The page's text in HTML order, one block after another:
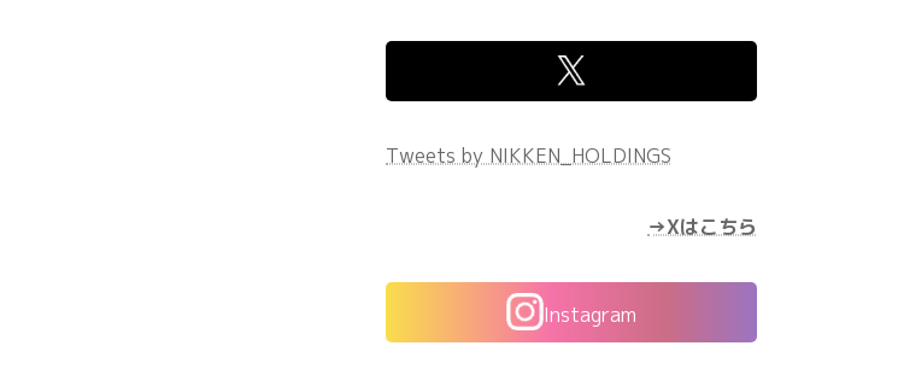
Tweets by NIKKEN_HOLDINGS
→Xはこちら
Instagram